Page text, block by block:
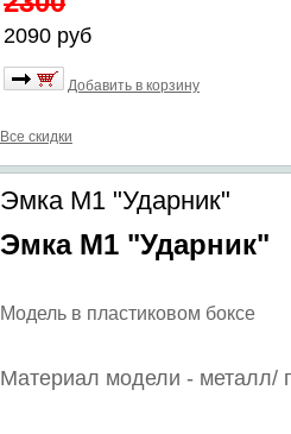
2090 руб
Добавить в корзину
Все скидки
Эмка М1 "Ударник"
Эмка М1 "Ударник"
Модель в пластиковом боксе
Материал модели - металл/